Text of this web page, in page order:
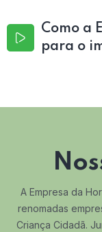
Como a
para o
A Empresa da
renomadas
Criança Cidadã.